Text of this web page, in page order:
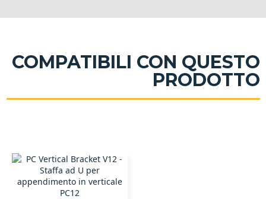
COMPATIBILI CON QUESTO
PRODOTTO